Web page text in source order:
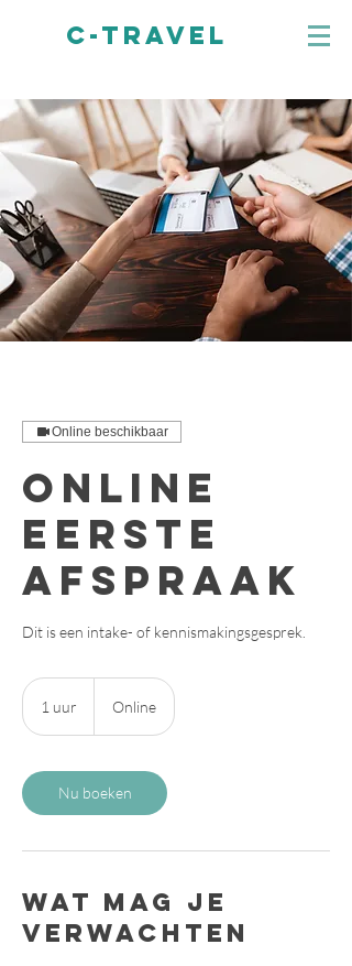
C-TRAVEL
Online beschikbaar
ONLINE
Eerste
Afspraak
Dit is een intake- of kennismakingsgesprek.
1 uur Online
Nu boeken
wat mag je
verwachten